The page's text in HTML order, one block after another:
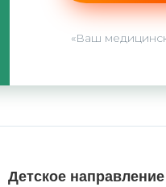
«Ваш
Детское направление